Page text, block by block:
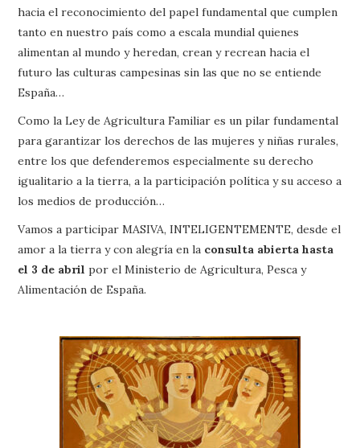
hacia el reconocimiento del papel fundamental que cumplen
tanto en nuestro país como a escala mundial quienes
alimentan al mundo y heredan, crean y recrean hacia el
futuro las culturas campesinas sin las que no se entiende
España…
Como la Ley de Agricultura Familiar es un pilar fundamental
para garantizar los derechos de las mujeres y niñas rurales,
entre los que defenderemos especialmente su derecho
igualitario a la tierra, a la participación política y su acceso a
los medios de producción…
Vamos a participar MASIVA, INTELIGENTEMENTE, desde el
amor a la tierra y con alegría en la consulta abierta hasta
el 3 de abril por el Ministerio de Agricultura, Pesca y
Alimentación de España.